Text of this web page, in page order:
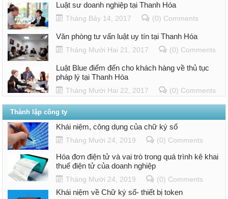
Luật sư doanh nghiệp tại Thanh Hóa
Tháng Bảy 14, 2017 (0) Comments
Văn phòng tư vấn luật uy tín tại Thanh Hóa
Tháng Mười Hai 21, 2017 (0) Comments
Luật Blue điểm đến cho khách hàng về thủ tục
pháp lý tại Thanh Hóa
Tháng Mười Hai 22, 2017 (0) Comments
Thành lập công ty
Khái niệm, công dụng của chữ ký số
Tháng Mười 24, 2019 (0) Comments
Hóa đơn điện tử và vai trò trong quá trình kê khai
thuế điện tử của doanh nghiệp
Tháng Mười 24, 2019 (0) Comments
Khái niệm về Chữ ký số- thiết bị token